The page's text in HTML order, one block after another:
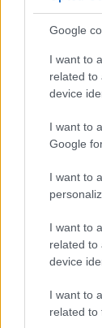
Google
I want to
related to
device
I want to
Google
I want to
I want to
related to
device
I want to
related to